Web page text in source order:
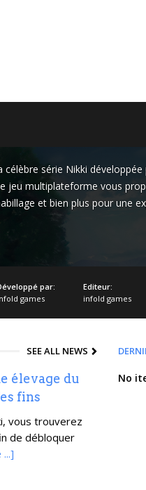
célèbre série Nikki
jeu multiplateforme vous
et bien plus pour une
par:
games
Editeur:
infold games
SEE ALL NEWS
élevage du
fins
vous trouverez
de débloquer
No